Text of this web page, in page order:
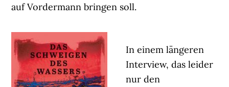
auf Vordermann bringen soll.
In einem längeren
Interview, das leider
nur den